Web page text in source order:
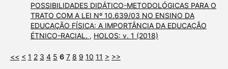
POSSIBILIDADES DIDÁTICO-METODOLÓGICAS PARA O
TRATO COM A LEI Nº 10.639/03 NO ENSINO DA
EDUCAÇÃO FÍSICA: A IMPORTÂNCIA DA EDUCAÇÃO
ÉTNICO-RACIAL. , HOLOS: v. 1 (2018)
<< < 1 2 3 4 5 6 7 8 9 10 11 > >>